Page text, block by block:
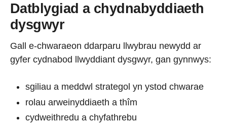
Datblygiad a chydnabyddiaeth
dysgwyr
Gall e-chwaraeon ddarparu llwybrau newydd ar
gyfer cydnabod llwyddiant dysgwyr, gan gynnwys:
sgiliau a meddwl strategol yn ystod chwarae
rolau arweinyddiaeth a thîm
cydweithredu a chyfathrebu